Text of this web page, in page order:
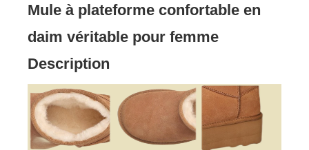
Mule à plateforme confortable en
daim véritable pour femme
Description